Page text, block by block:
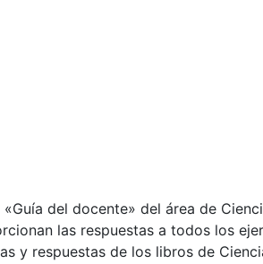
del docente» del área de
las respuestas a todos los
y respuestas de los libros de